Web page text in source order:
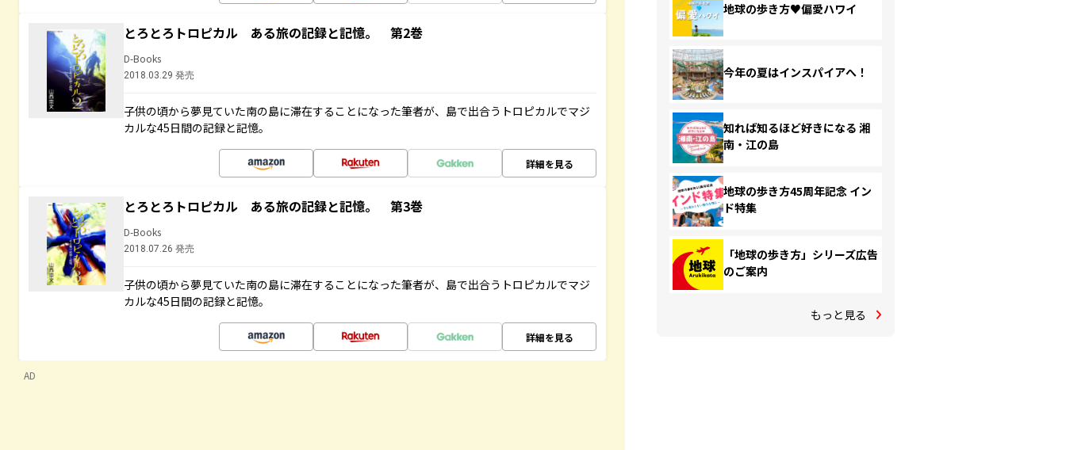
とろとろトロピカル ある旅の記録と記憶。 第2巻
D-Books
2018.03.29 発売
子供の頃から夢見ていた南の島に滞在することになった筆者が、島で出合うトロピカルでマジ
カルな45日間の記録と記憶。
詳細を見る
とろとろトロピカル ある旅の記録と記憶。 第3巻
D-Books
2018.07.26 発売
子供の頃から夢見ていた南の島に滞在することになった筆者が、島で出合うトロピカルでマジ
カルな45日間の記録と記憶。
詳細を見る
AD
地球の歩き方♥偏愛ハワイ
今年の夏はインスパイアへ！
知れば知るほど好きになる 湘
南・江の島
地球の歩き方45周年記念 イン
ド特集
「地球の歩き方」シリーズ広告
のご案内
もっと見る